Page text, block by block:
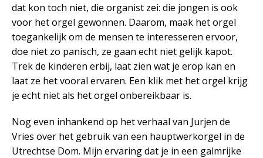
dat kon toch niet, die organist zei: die jongen is ook
voor het orgel gewonnen. Daarom, maak het orgel
toegankelijk om de mensen te interesseren ervoor,
doe niet zo panisch, ze gaan echt niet gelijk kapot.
Trek de kinderen erbij, laat zien wat je erop kan en
laat ze het vooral ervaren. Een klik met het orgel krijg
je echt niet als het orgel onbereikbaar is.
Nog even inhankend op het verhaal van Jurjen de
Vries over het gebruik van een hauptwerkorgel in de
Utrechtse Dom. Mijn ervaring dat je in een galmrijke